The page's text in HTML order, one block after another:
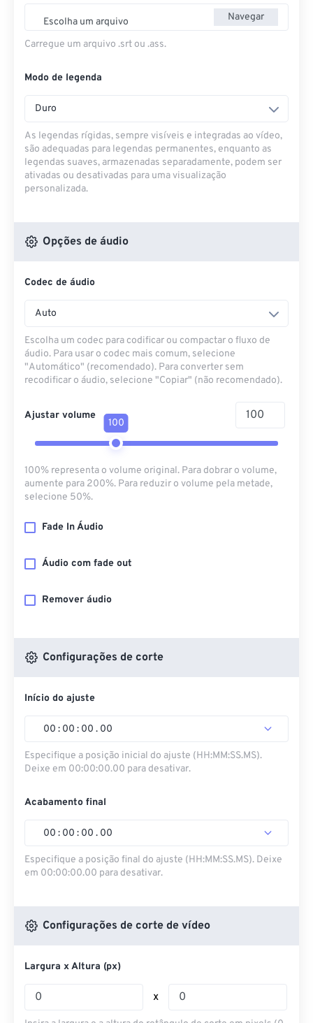
Escolha um arquivo Navegar
Carregue um arquivo .srt ou .ass.
Modo de legenda
Duro
As legendas rígidas, sempre visíveis e integradas ao vídeo,
são adequadas para legendas permanentes, enquanto as
legendas suaves, armazenadas separadamente, podem ser
ativadas ou desativadas para uma visualização
personalizada.
Opções de áudio
Codec de áudio
Auto
Escolha um codec para codificar ou compactar o fluxo de
áudio. Para usar o codec mais comum, selecione
"Automático" (recomendado). Para converter sem
recodificar o áudio, selecione "Copiar" (não recomendado).
Ajustar volume
100
100% representa o volume original. Para dobrar o volume,
aumente para 200%. Para reduzir o volume pela metade,
selecione 50%.
Fade In Áudio
Áudio com fade out
Remover áudio
Configurações de corte
Início do ajuste
00 : 00 : 00 . 00
Especifique a posição inicial do ajuste (HH:MM:SS.MS).
Deixe em 00:00:00.00 para desativar.
Acabamento final
00 : 00 : 00 . 00
Especifique a posição final do ajuste (HH:MM:SS.MS). Deixe
em 00:00:00.00 para desativar.
Configurações de corte de vídeo
Largura x Altura (px)
x